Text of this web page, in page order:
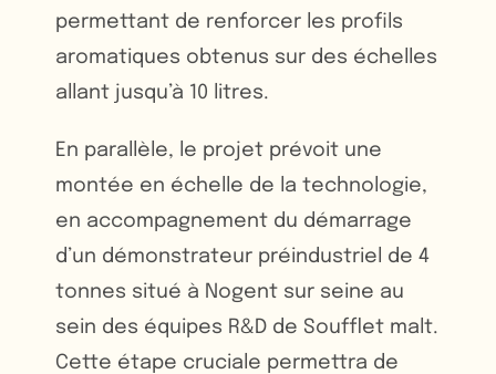
permettant de renforcer les profils
aromatiques obtenus sur des échelles
allant jusqu’à 10 litres.
En parallèle, le projet prévoit une
montée en échelle de la technologie,
en accompagnement du démarrage
d’un démonstrateur préindustriel de 4
tonnes situé à Nogent sur seine au
sein des équipes R&D de Soufflet malt.
Cette étape cruciale permettra de